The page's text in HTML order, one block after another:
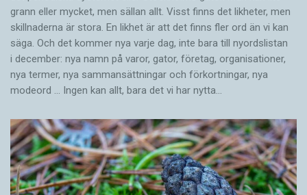
grann eller mycket, men sällan allt. Visst finns det likheter, men
skillnaderna är stora. En likhet är att det finns fler ord än vi kan
säga. Och det kommer nya varje dag, inte bara till nyordslistan
i december: nya namn på varor, gator, företag, organisationer,
nya termer, nya samman­sättningar och förkortningar, nya
modeord … Ingen kan allt, bara det vi har nytta…